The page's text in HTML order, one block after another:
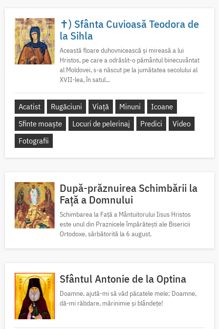
✝) Sfânta Cuvioasă Teodora de
la Sihla
Această floare duhovnicească și mireasă a lui
Hristos, pe care a odrăslit-o pământul binecuvântat
al Moldovei, s-a născut pe la jumătatea secolului al
XVII-lea, în satul...
Acatist Rugăciuni Viață Minuni
Icoane
Sfinte moaște
Locuri de pelerinaj Predici
Video
Fotografii
După-prăznuirea Schimbării la
Față a Domnului
Schimbarea la Față a Mântuitorului Iisus Hristos
este unul din Praznicele împărătești ale Bisericii
Ortodoxe, sărbătorită la 6 august.
Sfântul Antonie de la Optina
Doamne, ajută-mi să văd păcatele mele; Doamne,
dă-mi răbdare, mărinimie şi blândeţe!